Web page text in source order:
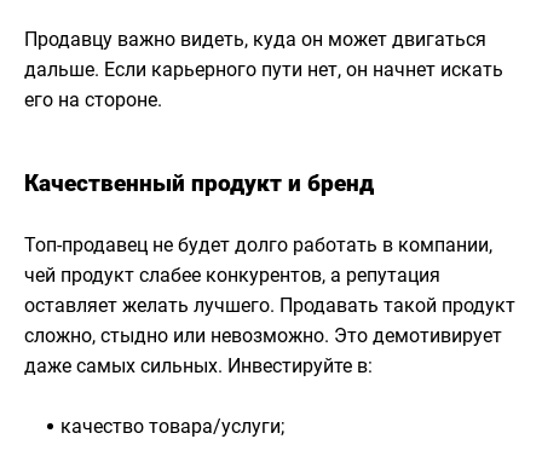
Продавцу важно видеть, куда он может двигаться
дальше. Если карьерного пути нет, он начнет искать
его на стороне.
Качественный продукт и бренд
Топ-продавец не будет долго работать в компании,
чей продукт слабее конкурентов, а репутация
оставляет желать лучшего. Продавать такой продукт
сложно, стыдно или невозможно. Это демотивирует
даже самых сильных. Инвестируйте в:
качество товара/услуги;